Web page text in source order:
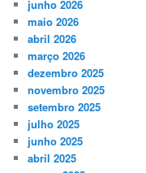
junho 2026
maio 2026
abril 2026
março 2026
dezembro 2025
novembro 2025
setembro 2025
julho 2025
junho 2025
abril 2025